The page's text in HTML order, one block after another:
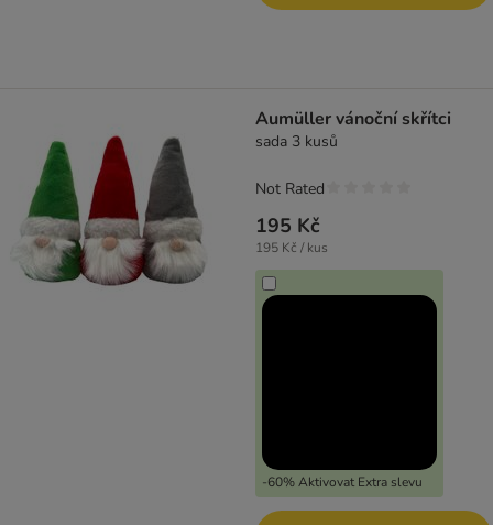
Aumüller vánoční skřítci
sada 3 kusů
195 Kč
195 Kč / kus
-60% Aktivovat Extra slevu
Not Rated